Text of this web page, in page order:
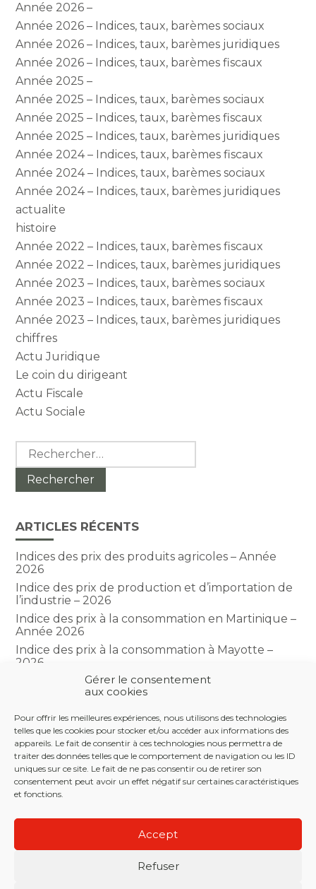
Gérer le consentement
aux cookies
Pour offrir les meilleures expériences, nous utilisons des technologies
telles que les cookies pour stocker et/ou accéder aux informations des
appareils. Le fait de consentir à ces technologies nous permettra de
traiter des données telles que le comportement de navigation ou les ID
uniques sur ce site. Le fait de ne pas consentir ou de retirer son
consentement peut avoir un effet négatif sur certaines caractéristiques
et fonctions.
Accept
Refuser
Année 2026 –
Année 2026 – Indices, taux, barèmes sociaux
Année 2026 – Indices, taux, barèmes juridiques
Année 2026 – Indices, taux, barèmes fiscaux
Année 2025 –
Année 2025 – Indices, taux, barèmes sociaux
Année 2025 – Indices, taux, barèmes fiscaux
Année 2025 – Indices, taux, barèmes juridiques
Année 2024 – Indices, taux, barèmes fiscaux
Année 2024 – Indices, taux, barèmes sociaux
Année 2024 – Indices, taux, barèmes juridiques
actualite
histoire
Année 2022 – Indices, taux, barèmes fiscaux
Année 2022 – Indices, taux, barèmes juridiques
Année 2023 – Indices, taux, barèmes sociaux
Année 2023 – Indices, taux, barèmes fiscaux
Année 2023 – Indices, taux, barèmes juridiques
chiffres
Actu Juridique
Le coin du dirigeant
Actu Fiscale
Actu Sociale
Rechercher :
ARTICLES RÉCENTS
Indices des prix des produits agricoles – Année
2026
Indice des prix de production et d’importation de
l’industrie – 2026
Indice des prix à la consommation en Martinique –
Année 2026
Indice des prix à la consommation à Mayotte –
2026
Indice du climat des affaires dans le BTP – Année
COMMENTAIRES RÉCENTS
Footer
LE CABINET NOS SERVICES
NOS OUTILS
RECRUTEMENT